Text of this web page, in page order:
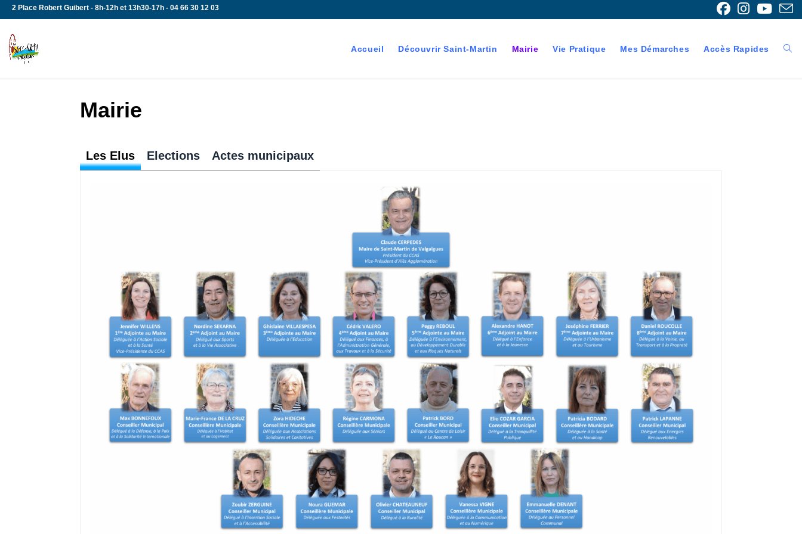
Skip
to
content
2 Place Robert Guibert - 8h-12h et 13h30-17h - 04 66 30 12 03
Accueil Découvrir Saint-Martin Mairie Vie Pratique Mes Démarches Accès Rapides
Mairie
Les Elus Elections Actes municipaux
Tous aux urnes !!! Chaque Français devenant majeur est
automatiquement inscrit sur les listes électorales de la commune
où il réside s’il a, préalablement, fait les démarches de
recensement citoyen dès l’âge de 16 ans. Une inscription d’office
peut ne pas être prise en compte du fait d’un recensement tardif
ou encore d’un déménagement après le recensement.
Dans ce cas, il convient de demander à être inscrit sur les listes
électorales auprès de sa mairie.